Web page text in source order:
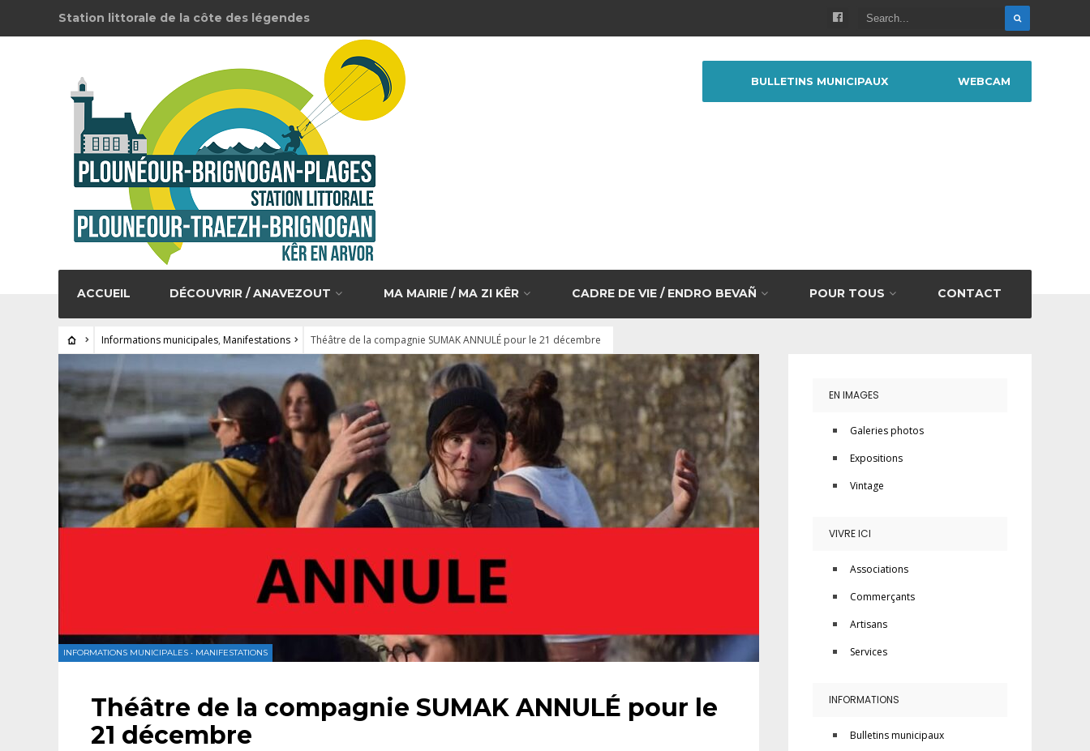
Station littorale de la côte des légendes
ACCUEIL DÉCOUVRIR / ANAVEZOUT MA MAIRIE / MA ZI KÊR CADRE DE VIE / ENDRO BEVAÑ POUR TOUS CONTACT
BULLETINS MUNICIPAUX WEBCAM
Informations municipales, Manifestations Théâtre de la compagnie SUMAK ANNULÉ pour le 21 décembre
INFORMATIONS MUNICIPALES • MANIFESTATIONS
Théâtre de la compagnie SUMAK ANNULÉ pour le
21 décembre
EN IMAGES
Galeries photos
Expositions
Vintage
VIVRE ICI
Associations
Commerçants
Artisans
Services
INFORMATIONS
Bulletins municipaux